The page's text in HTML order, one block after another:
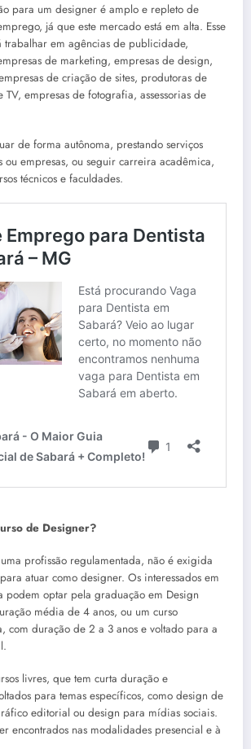
para um designer é amplo e repleto de
já que este mercado está em alta. Esse
trabalhar em agências de publicidade,
de marketing, empresas de design,
de criação de sites, produtoras de
TV, empresas de fotografia, assessorias de
de forma autônoma, prestando serviços
ou empresas, ou seguir carreira acadêmica,
técnicos e faculdades.
de Designer?
profissão regulamentada, não é exigida
atuar como designer. Os interessados em
podem optar pela graduação em Design
média de 4 anos, ou um curso
com duração de 2 a 3 anos e voltado para a
livres, que tem curta duração e
para temas específicos, como design de
editorial ou design para mídias sociais.
encontrados nas modalidades presencial e à